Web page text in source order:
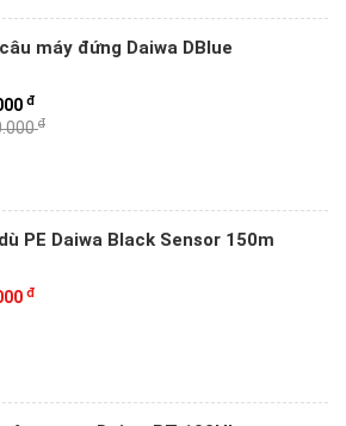
máy đứng Daiwa DBlue
đ
đ
PE Daiwa Black Sensor 150m
đ